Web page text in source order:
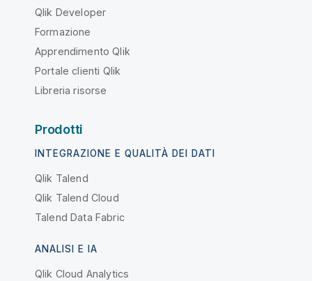
Qlik Developer
Formazione
Apprendimento Qlik
Portale clienti Qlik
Libreria risorse
Prodotti
INTEGRAZIONE E QUALITÀ DEI DATI
Qlik Talend
Qlik Talend Cloud
Talend Data Fabric
ANALISI E IA
Qlik Cloud Analytics